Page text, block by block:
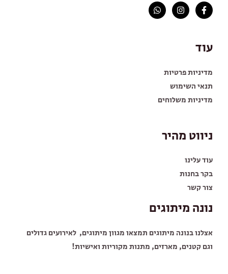
עוד
מדיניות פרטיות
תנאי השימוש
מדיניות משלוחים
ניווט מהיר
עוד עלינו
בקר בחנות
צור קשר
נונה מיתוגים
אצלנו בנונה מיתוגים תמצאו מגוון מיתוגים, לאירועים גדולים
וגם קטנים, מארזים, מתנות מקוריות ואישיות!